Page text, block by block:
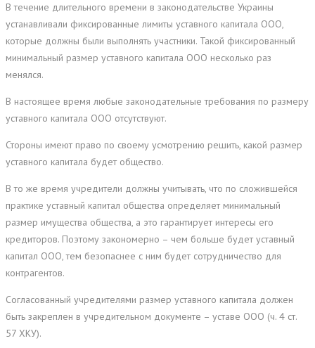
В течение длительного времени в законодательстве Украины
устанавливали фиксированные лимиты уставного капитала ООО,
которые должны были выполнять участники. Такой фиксированный
минимальный размер уставного капитала ООО несколько раз
менялся.
В настоящее время любые законодательные требования по размеру
уставного капитала ООО отсутствуют.
Стороны имеют право по своему усмотрению решить, какой размер
уставного капитала будет общество.
В то же время учредители должны учитывать, что по сложившейся
практике уставный капитал общества определяет минимальный
размер имущества общества, а это гарантирует интересы его
кредиторов. Поэтому закономерно – чем больше будет уставный
капитал ООО, тем безопаснее с ним будет сотрудничество для
контрагентов.
Согласованный учредителями размер уставного капитала должен
быть закреплен в учредительном документе – уставе ООО (ч. 4 ст.
57 ХКУ).